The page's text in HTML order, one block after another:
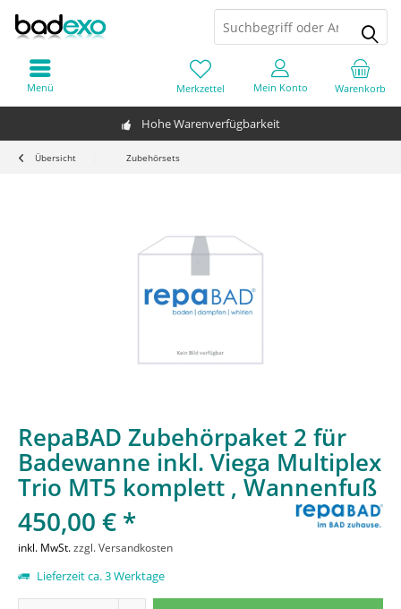
Hohe Warenverfügbarkeit
Warenkorb
Merkzettel Mein Konto
Menü
Übersicht Zubehörsets
RepaBAD Zubehörpaket 2 für
Badewanne inkl. Viega Multiplex
Trio MT5 komplett , Wannenfuß
450,00 € *
inkl. MwSt.zzgl. Versandkosten
Lieferzeit ca. 3 Werktage